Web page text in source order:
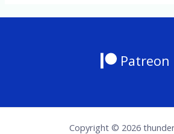
Patreon
Copyright © 2026